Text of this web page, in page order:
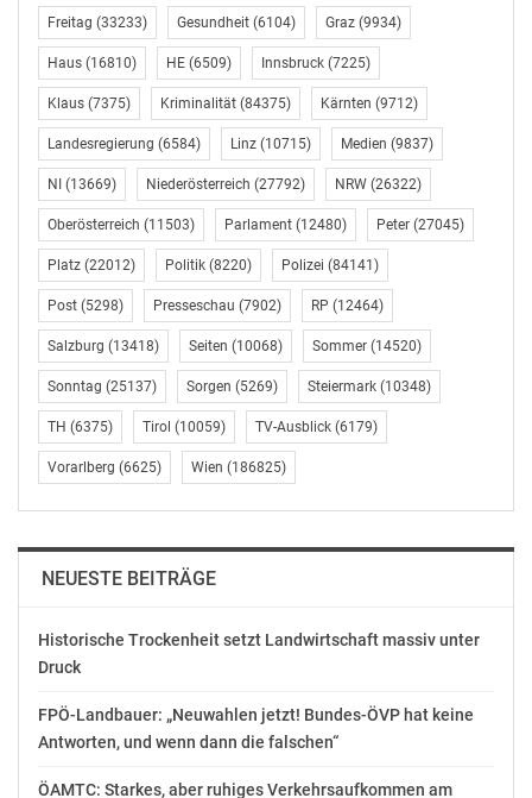
Steuerzahlende würden „zur Kasse gebeten“.
GRin Astrid Pany, BEd, MA (SPÖ) stellte klar, dass die
„reine Betreuung“ bezahlbar gemacht wird, um einen
Ausgleich zwischen den verschiedenen Schulformen zu
schaffen. Auch hätten sich zu den alten Tarifen viele
Familien „vorsichtshalber“ angemeldet, ohne die
Betreuung tatsächlich zu nutzen. Der Beitrag liegt
weiterhin unter den Realkosten, so Pany. Insgesamt
kosten zwei Stunden pädagogische Betreuung 2,60
Euro. Die Zeit von 7:15 bis 15:30 Uhr bleibt kostenlos –
und darauf kann Wien „stolz sein“. Das Angebot gibt es
in keinem anderen Bundesland, so Pany.
Die Tarifänderung wurde angenommen.
SACHKREDITGENEHMIGUNG FÜR DIE
BILDENDEN WIENER PFLICHTSCHULEN
Mittagessen an 241 Ganztagsschulen in Wien
grundsätzlich positiv. Allerdings werde das Essen von
zwei „Massencaterern“ in Tiefkühlform geliefert. Das, so
Stadler, sei nicht gut genug. Auch hätten Schulen keine
Auswahl in Sachen Caterer. Es gibt für Schulen keine
Möglichkeit, mit kleineren, lokalen Betrieben
Freitag (33233) Gesundheit (6104) Graz (9934)
Haus (16810) HE (6509) Innsbruck (7225)
Klaus (7375) Kriminalität (84375) Kärnten (9712)
Landesregierung (6584) Linz (10715) Medien (9837)
NI (13669) Niederösterreich (27792) NRW (26322)
Oberösterreich (11503) Parlament (12480) Peter (27045)
Platz (22012) Politik (8220) Polizei (84141)
Post (5298) Presseschau (7902) RP (12464)
Salzburg (13418) Seiten (10068) Sommer (14520)
Sonntag (25137) Sorgen (5269) Steiermark (10348)
TH (6375) Tirol (10059) TV-Ausblick (6179)
Vorarlberg (6625) Wien (186825)
NEUESTE BEITRÄGE
Historische Trockenheit setzt Landwirtschaft massiv unter
Druck
FPÖ-Landbauer: „Neuwahlen jetzt! Bundes-ÖVP hat keine
Antworten, und wenn dann die falschen“
ÖAMTC: Starkes, aber ruhiges Verkehrsaufkommen am